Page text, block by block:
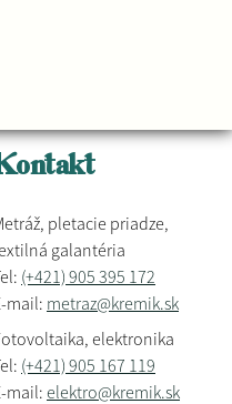
pletacie priadze,
galantéria
(+421) 905 395 172
mail: metraz@kremik.sk
elektronika
(+421) 905 167 119
mail: elektro@kremik.sk